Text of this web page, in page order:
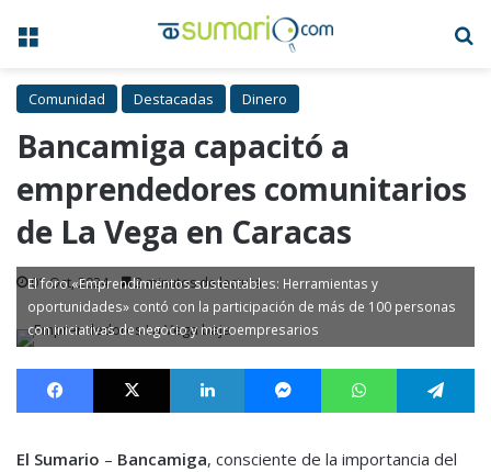
Menú
Comunidad Destacadas Dinero
Bancamiga capacitó a
emprendedores comunitarios
de La Vega en Caracas
01 Oct, 2024 2 minutos de lectura
El foro «Emprendimientos sustentables: Herramientas y
oportunidades» contó con la participación de más de 100 personas
con iniciativas de negocio y microempresarios
Facebook X LinkedIn MessengerWhatsApp
El Sumario – Bancamiga, consciente de la importancia del